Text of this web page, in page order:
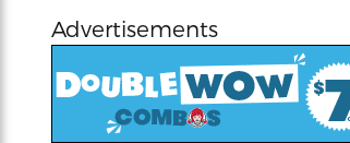
Advertisements